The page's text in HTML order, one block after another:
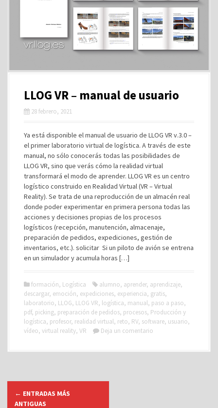
LLOG VR – manual de usuario
28 febrero, 2021
Ya está disponible el manual de usuario de LLOG VR v.3.0 –
el primer laboratorio virtual de logística. A través de este
manual, no sólo conocerás todas las posibilidades de
LLOG VR, sino que verás cómo la realidad virtual
transformará el modo de aprender. LLOG VR es un centro
logístico construido en Realidad Virtual (VR – Virtual
Reality). Se trata de una reproducción de un almacén real
donde poder experimentar en primera persona todas las
acciones y decisiones propias de los procesos
logísticos (recepción, manutención, almacenaje,
preparación de pedidos, expediciones, gestión de
inventarios, etc.). solicitar Si un piloto de avión se entrena
en un simulador y acumula horas […]
formación, Logística alumno, aprender, aprendizaje,
descargar, emoción, expediciones, experiencia, gratis,
laboratorio, LLOG, LLOG VR, logística, manual, paso a paso,
pdf, picking, preparación de pedidos, procesos, Producción y
logística, profesor, realidad virtual, reto, RV, software, usuario,
vídeo, virtual reality, VR Deja un comentario
← ENTRADAS MÁS
ANTIGUAS